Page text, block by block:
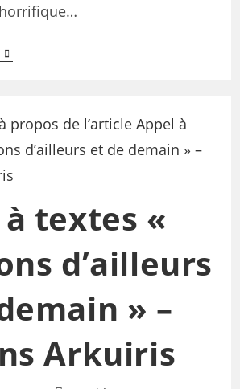
textes «
d’ailleurs
» –
Arkuiris